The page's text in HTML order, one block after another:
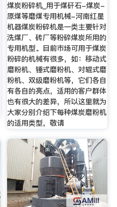
煤炭粉碎机_用于煤矸石-煤炭-
原煤等磨煤专用机械-河南红星
机器煤炭粉碎机是一类主要针对
洗煤厂、砖厂等粉碎煤炭所用的
专用机型。目前市场可用于煤炭
粉碎的机械有很多，如：移动式
磨粉机、锤式磨粉机、对辊式磨
粉机、双级磨粉机等，它们各自
有各自的亮点，适用的客户群体
也有很大的差异，所以这里就为
大家分别介绍下每种煤炭磨粉机
的适用类型，敬请